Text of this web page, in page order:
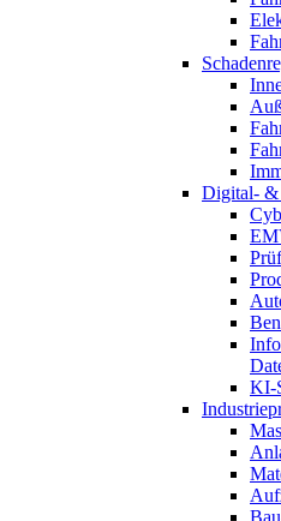
Digital- &
KI-